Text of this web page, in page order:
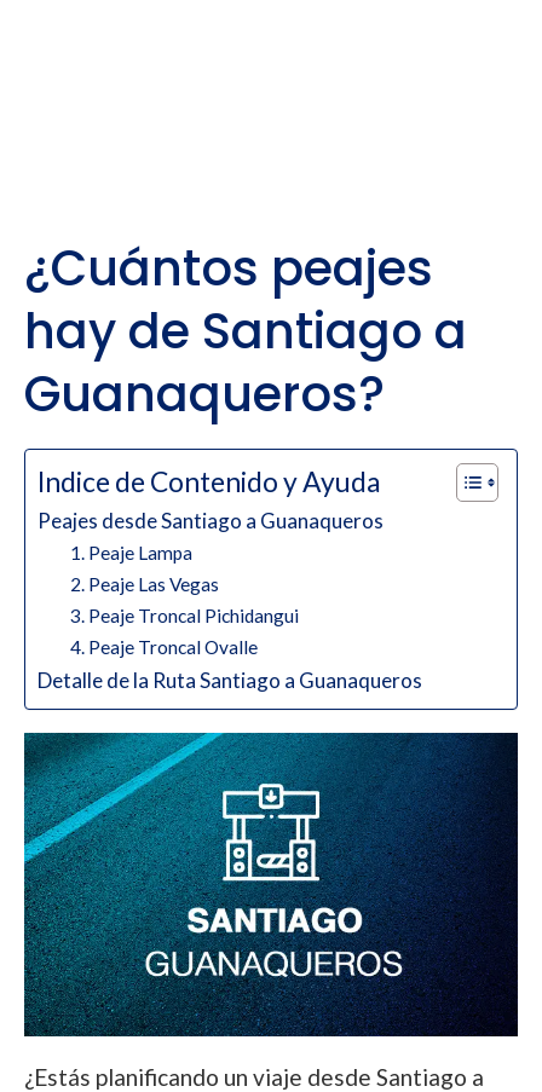
¿Cuántos peajes
hay de Santiago a
Guanaqueros?
Indice de Contenido y Ayuda
Peajes desde Santiago a Guanaqueros
1. Peaje Lampa
2. Peaje Las Vegas
3. Peaje Troncal Pichidangui
4. Peaje Troncal Ovalle
Detalle de la Ruta Santiago a Guanaqueros
¿Estás planificando un viaje desde Santiago a